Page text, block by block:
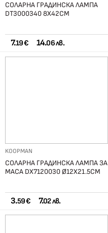
СОЛАРНА ГРАДИНСКА ЛАМПА
DT3000340 8Х42СМ
7.19 € 14.06 лв.
KOOPMAN
СОЛАРНА ГРАДИНСКА ЛАМПА ЗА
МАСА DX7120030 Ø12Х21.5СМ
3.59 € 7.02 лв.